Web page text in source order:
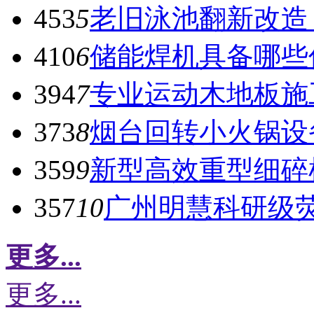
4535老旧泳池翻新改
4106储能焊机具备哪
3947专业运动木地板
3738烟台回转小火锅
3599新型高效重型细
35710广州明慧科研级
更多...
更多...